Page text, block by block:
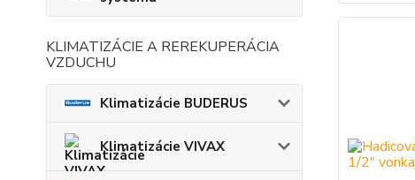
KLIMATIZÁCIE A REREKUPERÁCIA
VZDUCHU
Klimatizácie BUDERUS
Klimatizácie VIVAX